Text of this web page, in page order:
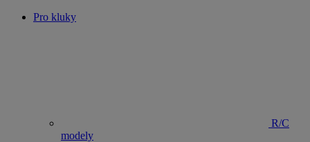
Pro kluky
R/C
modely